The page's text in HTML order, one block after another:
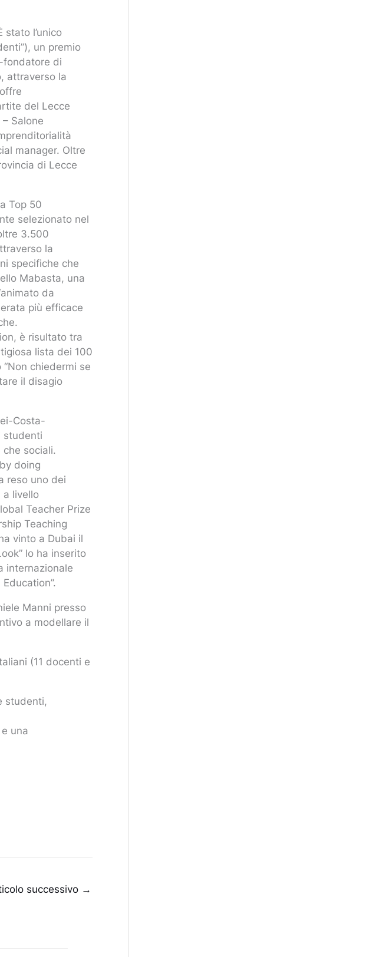
l’unico
un premio
fondatore di
attraverso la
del Lecce
Salone
manager. Oltre
di Lecce
Top 50
selezionato nel
3.500
la
specifiche che
Mabasta, una
da
più efficace
è risultato tra
lista dei 100
chiedermi se
il disagio
Costa-
studenti
sociali.
doing
reso uno dei
a livello
Teacher Prize
Teaching
vinto a Dubai il
lo ha inserito
internazionale
Manni presso
a modellare il
(11 docenti e
studenti,
una
successivo →